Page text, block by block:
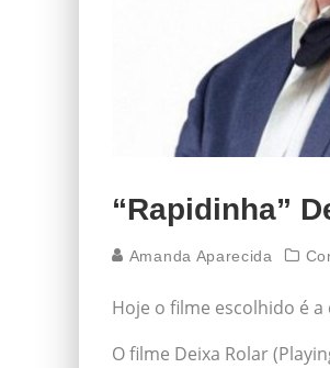
“Rapidinha”
Amanda Aparecida
Hoje o filme escolhido é
O filme Deixa Rolar